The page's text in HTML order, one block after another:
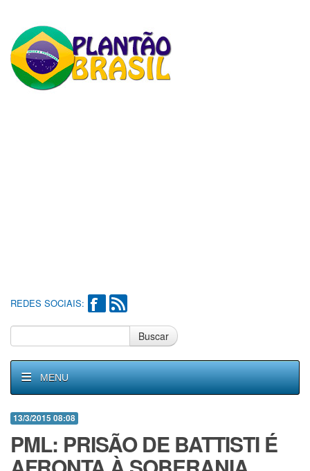
REDES SOCIAIS:
Buscar
MENU
13/3/2015 08:08
PML: PRISÃO DE BATTISTI É